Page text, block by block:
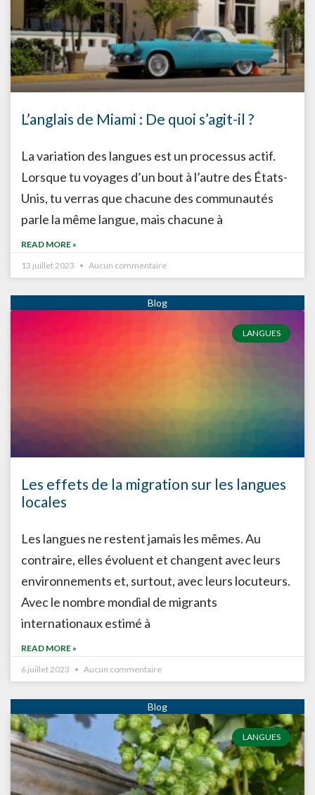
L’anglais de Miami : De quoi s’agit-il ?
La variation des langues est un processus actif.
Lorsque tu voyages d’un bout à l’autre des États-
Unis, tu verras que chacune des communautés
parle la même langue, mais chacune à
READ MORE »
13 juillet 2023
Aucun commentaire
LANGUES
Les effets de la migration sur les langues
locales
Les langues ne restent jamais les mêmes. Au
contraire, elles évoluent et changent avec leurs
environnements et, surtout, avec leurs locuteurs.
Avec le nombre mondial de migrants
internationaux estimé à
READ MORE »
6 juillet 2023
Aucun commentaire
LANGUES